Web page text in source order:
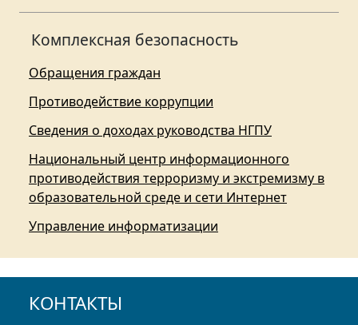
Комплексная безопасность
Обращения граждан
Противодействие коррупции
Сведения о доходах руководства НГПУ
Национальный центр информационного
противодействия терроризму и экстремизму в
образовательной среде и сети Интернет
Управление информатизации
КОНТАКТЫ